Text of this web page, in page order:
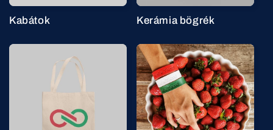
Kabátok Kerámia bögrék